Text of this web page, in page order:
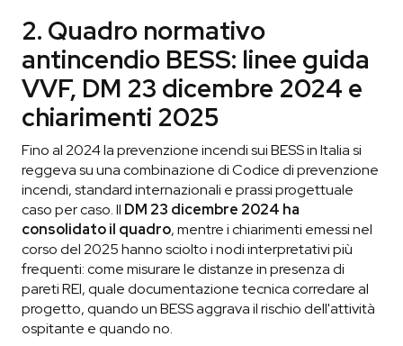
2. Quadro normativo
antincendio BESS: linee guida
VVF, DM 23 dicembre 2024 e
chiarimenti 2025
Fino al 2024 la prevenzione incendi sui BESS in Italia si
reggeva su una combinazione di Codice di prevenzione
incendi, standard internazionali e prassi progettuale
caso per caso. Il DM 23 dicembre 2024 ha
consolidato il quadro, mentre i chiarimenti emessi nel
corso del 2025 hanno sciolto i nodi interpretativi più
frequenti: come misurare le distanze in presenza di
pareti REI, quale documentazione tecnica corredare al
progetto, quando un BESS aggrava il rischio dell'attività
ospitante e quando no.